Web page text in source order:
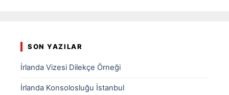
SON YAZILAR
İrlanda Vizesi Dilekçe Örneği
İrlanda Konsolosluğu İstanbul